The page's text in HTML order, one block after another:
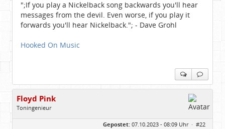
";If you play a Nickelback song backwards you'll hear
messages from the devil. Even worse, if you play it
forwards you'll hear Nickelback."; - Dave Grohl
Hooked On Music
Floyd Pink
Toningenieur
Gepostet: 07.10.2023 - 08:09 Uhr · #22